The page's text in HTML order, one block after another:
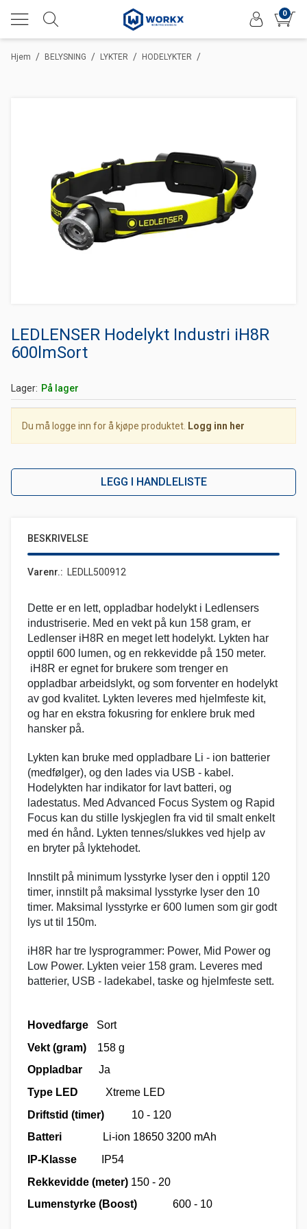
0
/
Hjem /
BELYSNING /
LYKTER /
HODELYKTER
LEDLENSER Hodelykt Industri iH8R
600lmSort
Lager På lager
Du må logge inn for å kjøpe produktet. Logg inn her
LEGG I HANDLELISTE
BESKRIVELSE
Varenr. LEDLL500912
Dette er en lett, oppladbar hodelykt i Ledlensers
industriserie. Med en vekt på kun 158 gram, er
Ledlenser iH8R en meget lett hodelykt. Lykten har
opptil 600 lumen, og en rekkevidde på 150 meter.
iH8R er egnet for brukere som trenger en
oppladbar arbeidslykt, og som forventer en hodelykt
av god kvalitet. Lykten leveres med hjelmfeste kit,
og har en ekstra fokusring for enklere bruk med
hansker på.
Lykten kan bruke med oppladbare Li - ion batterier
(medfølger), og den lades via USB - kabel.
Hodelykten har indikator for lavt batteri, og
ladestatus. Med Advanced Focus System og Rapid
Focus kan du stille lyskjeglen fra vid til smalt enkelt
med én hånd. Lykten tennes/slukkes ved hjelp av
en bryter på lyktehodet.
Innstilt på minimum lysstyrke lyser den i opptil 120
timer, innstilt på maksimal lysstyrke lyser den 10
timer. Maksimal lysstyrke er 600 lumen som gir godt
lys ut til 150m.
iH8R har tre lysprogrammer: Power, Mid Power og
Low Power. Lykten veier 158 gram. Leveres med
batterier, USB - ladekabel, taske og hjelmfeste sett.
Hovedfarge
Sort
Vekt (gram)
158 g
Oppladbar
Ja
Type LED
Xtreme LED
Driftstid (timer)
10 - 120
Batteri
Li-ion 18650 3200 mAh
IP-Klasse
IP54
Rekkevidde (meter) 150 - 20
Lumenstyrke (Boost)
600 - 10